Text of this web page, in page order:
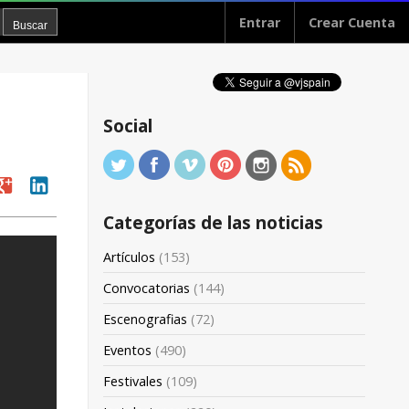
Entrar Crear Cuenta
linkedin
Social
Categorías de las noticias
Artículos (153)
Convocatorias (144)
Escenografias (72)
Eventos (490)
Festivales (109)